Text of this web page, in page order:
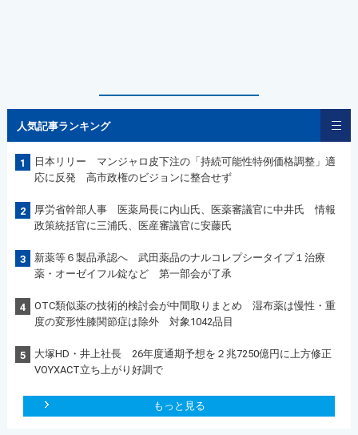
人気記事ランキング
1
日本リリー マンジャロ皮下注の「持続可能性特例価格調整」適
応に反発 高市政権のビジョンに整合せず
2
厚労省幹部人事 医薬局長に内山氏、医薬審議官に中井氏 情報
政策統括官に三浦氏、医産審議官に安藤氏
3
新薬等６製品承認へ 武田薬品のナルコレプシータイプ１治療
薬・オーゼイフル錠など 第一部会が了承
4
OTC類似薬の技術的検討会が中間取りまとめ 湿布薬は慢性・重
度の変形性膝関節症は除外 対象1042品目
5
大塚HD・井上社長 26年度通期予想を２兆7250億円に上方修正
VOYXACT立ち上がり好調で
もっと見る